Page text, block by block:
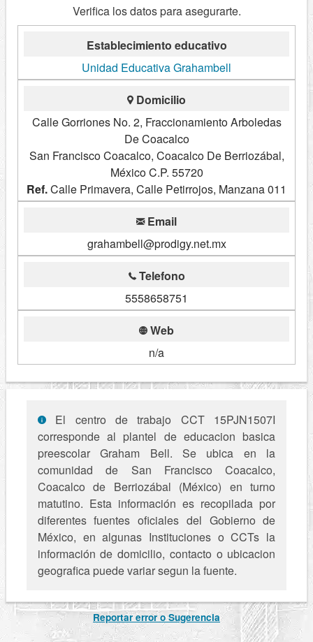
Verifica los datos para asegurarte.
Establecimiento educativo
Unidad Educativa Grahambell
Domicilio
Calle Gorriones No. 2, Fraccionamiento Arboledas
De Coacalco
San Francisco Coacalco, Coacalco De Berriozábal,
México C.P. 55720
Ref.Calle Primavera, Calle Petirrojos, Manzana 011
Email
grahambell@prodigy.net.mx
Telefono
5558658751
Web
n/a
El centro de trabajo CCT 15PJN1507I
corresponde al plantel de educacion basica
preescolar Graham Bell. Se ubica en la
comunidad de San Francisco Coacalco,
Coacalco de Berriozábal (México) en turno
matutino. Esta información es recopilada por
diferentes fuentes oficiales del Gobierno de
México, en algunas Instituciones o CCTs la
información de domicilio, contacto o ubicacion
geografica puede variar segun la fuente.
Reportar error o Sugerencia